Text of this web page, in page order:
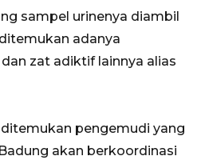
sampel urinenya diambil
adanya
zat adiktif lainnya alias
pengemudi yang
akan berkoordinasi